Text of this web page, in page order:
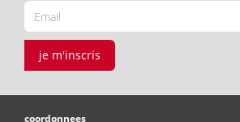
je m'inscris
coordonnees